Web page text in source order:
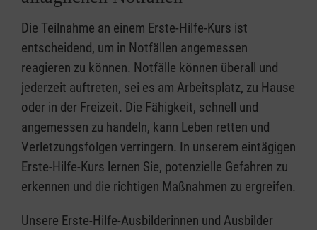
Die Teilnahme an einem Erste-Hilfe-Kurs ist
entscheidend, um in Notfällen angemessen
reagieren zu können. Notfälle können überall und
jederzeit auftreten, sei es am Arbeitsplatz, zu Hause
oder in der Freizeit. Die Fähigkeit, schnell und
angemessen zu handeln, kann Leben retten und
Verletzungsfolgen verringern. In unserem eintägigen
Erste-Hilfe-Kurs lernen Sie, potenzielle Gefahren zu
erkennen und die richtigen Maßnahmen zu ergreifen.
Unsere Erste-Hilfe-Ausbilderinnen und Ausbilder